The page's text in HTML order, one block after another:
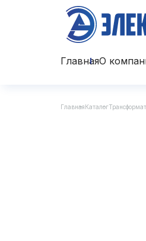
ГлавнаяО
ГлавнаяКаталог